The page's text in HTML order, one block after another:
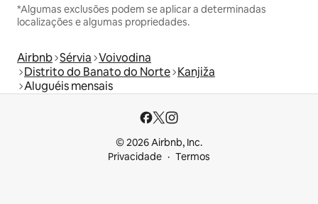
*Algumas exclusões podem se aplicar a determinadas
localizações e algumas propriedades.
Airbnb Sérvia Voivodina
Distrito do Banato do Norte Kanjiža
Aluguéis mensais
© 2026 Airbnb, Inc.
Privacidade
Termos